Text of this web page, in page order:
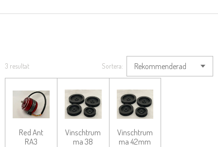
3 resultat Sortera:
Red Ant
RA3
Vinschtrum
ma 38
Vinschtrum
ma 42mm